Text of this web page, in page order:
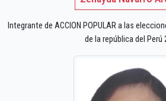
Integrante de ACCION POPULAR a las
de la república del Perú